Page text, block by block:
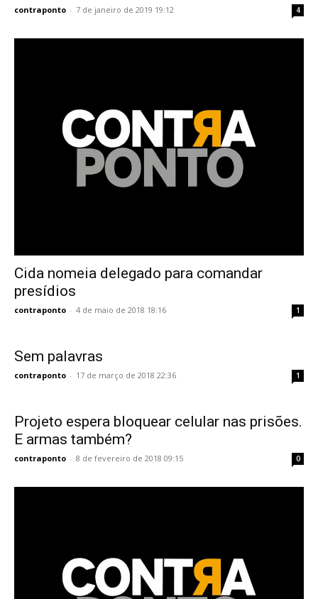
contraponto - 7 de janeiro de 2019 19:12 4
Cida nomeia delegado para comandar
presídios
contraponto - 4 de maio de 2018 18:16 1
Sem palavras
contraponto - 17 de março de 2018 22:36 1
Projeto espera bloquear celular nas prisões.
E armas também?
contraponto - 8 de fevereiro de 2018 09:15 0